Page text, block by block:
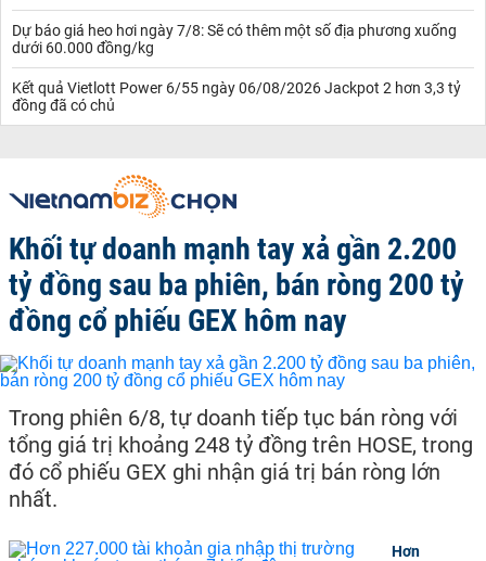
Dự báo giá heo hơi ngày 7/8: Sẽ có thêm một số địa phương xuống
dưới 60.000 đồng/kg
Kết quả Vietlott Power 6/55 ngày 06/08/2026 Jackpot 2 hơn 3,3 tỷ
đồng đã có chủ
Khối tự doanh mạnh tay xả gần 2.200
tỷ đồng sau ba phiên, bán ròng 200 tỷ
đồng cổ phiếu GEX hôm nay
Trong phiên 6/8, tự doanh tiếp tục bán ròng với
tổng giá trị khoảng 248 tỷ đồng trên HOSE, trong
đó cổ phiếu GEX ghi nhận giá trị bán ròng lớn
nhất.
Hơn